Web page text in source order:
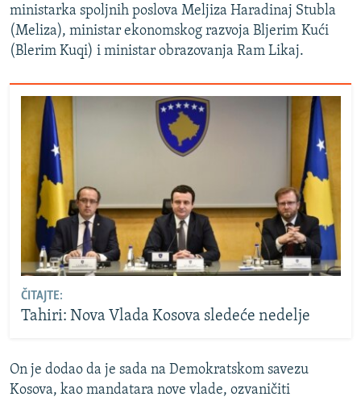
ministarka spoljnih poslova Meljiza Haradinaj Stubla
(Meliza), ministar ekonomskog razvoja Bljerim Kući
(Blerim Kuqi) i ministar obrazovanja Ram Likaj.
ČITAJTE:
Tahiri: Nova Vlada Kosova sledeće nedelje
On je dodao da je sada na Demokratskom savezu
Kosova, kao mandatara nove vlade, ozvaničiti